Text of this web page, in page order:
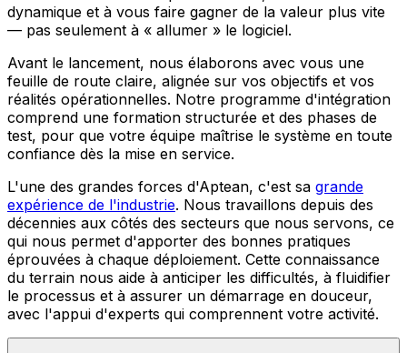
dynamique et à vous faire gagner de la valeur plus vite
— pas seulement à « allumer » le logiciel.
Avant le lancement, nous élaborons avec vous une
feuille de route claire, alignée sur vos objectifs et vos
réalités opérationnelles. Notre programme d'intégration
comprend une formation structurée et des phases de
test, pour que votre équipe maîtrise le système en toute
confiance dès la mise en service.
L'une des grandes forces d'Aptean, c'est sa grande
expérience de l'industrie. Nous travaillons depuis des
décennies aux côtés des secteurs que nous servons, ce
qui nous permet d'apporter des bonnes pratiques
éprouvées à chaque déploiement. Cette connaissance
du terrain nous aide à anticiper les difficultés, à fluidifier
le processus et à assurer un démarrage en douceur,
avec l'appui d'experts qui comprennent votre activité.